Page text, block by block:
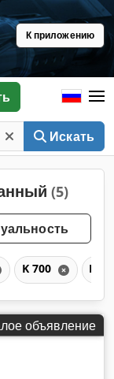
К приложению
Искать
(5)
K 700 K
объявление